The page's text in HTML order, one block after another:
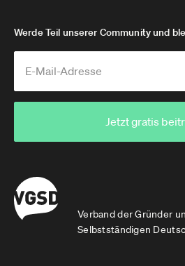
Verband der Gründer
Selbstständigen
Werde Teil unserer Community und
Jetzt gratis